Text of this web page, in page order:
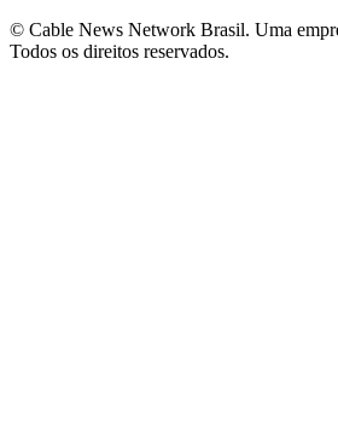
© Cable News Network Brasil. Uma
Todos os direitos reservados.